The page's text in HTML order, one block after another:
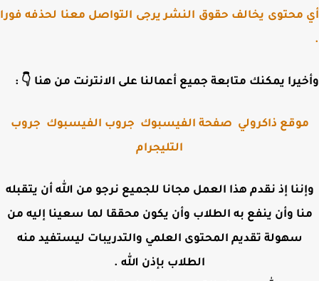
محتوى يخالف حقوق النشر يرجى التواصل معنا لحذفه فورا
يمكنك متابعة جميع أعمالنا على الانترنت من هنا 👇 :
ذاكرولي صفحة الفيسبوك جروب الفيسبوك جروب
التليجرام
إذ نقدم هذا العمل مجانا للجميع نرجو من الله أن يتقبله
وأن ينفع به الطلاب وأن يكون محققا لما سعينا إليه من
سهولة تقديم المحتوى العلمي والتدريبات ليستفيد منه
الطلاب بإذن الله .